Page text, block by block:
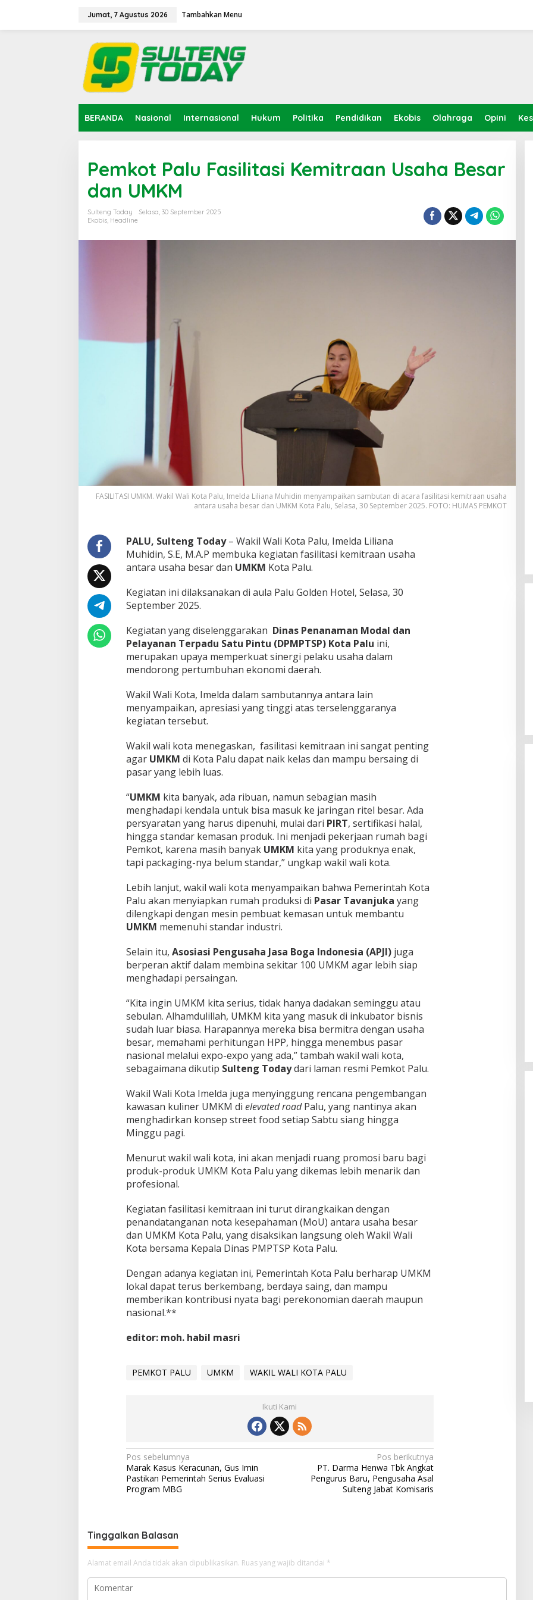
Jumat, 7 Agustus 2026 Tambahkan Menu
BERANDA Nasional Internasional Hukum Politika Pendidikan Ekobis Olahraga Opini
Pemkot Palu Fasilitasi Kemitraan Usaha Besar
dan UMKM
Sulteng Today
Selasa, 30 September 2025
Ekobis, Headline
FASILITASI UMKM. Wakil Wali Kota Palu, Imelda Liliana Muhidin menyampaikan sambutan di acara fasilitasi kemitraan usaha
antara usaha besar dan UMKM Kota Palu, Selasa, 30 September 2025. FOTO: HUMAS PEMKOT
PALU, Sulteng Today– Wakil Wali Kota Palu, Imelda Liliana
Muhidin, S.E, M.A.P membuka kegiatan fasilitasi kemitraan usaha
antara usaha besar dan UMKM Kota Palu.
Kegiatan ini dilaksanakan di aula Palu Golden Hotel, Selasa, 30
September 2025.
Kegiatan yang diselenggarakan Dinas Penanaman Modal dan
Pelayanan Terpadu Satu Pintu (DPMPTSP) Kota Palu ini,
merupakan upaya memperkuat sinergi pelaku usaha dalam
mendorong pertumbuhan ekonomi daerah.
Wakil Wali Kota, Imelda dalam sambutannya antara lain
menyampaikan, apresiasi yang tinggi atas terselenggaranya
kegiatan tersebut.
Wakil wali kota menegaskan, fasilitasi kemitraan ini sangat penting
agar UMKM di Kota Palu dapat naik kelas dan mampu bersaing di
pasar yang lebih luas.
“UMKM kita banyak, ada ribuan, namun sebagian masih
menghadapi kendala untuk bisa masuk ke jaringan ritel besar. Ada
persyaratan yang harus dipenuhi, mulai dari PIRT, sertifikasi halal,
hingga standar kemasan produk. Ini menjadi pekerjaan rumah bagi
Pemkot, karena masih banyak UMKM kita yang produknya enak,
tapi packaging-nya belum standar,” ungkap wakil wali kota.
Lebih lanjut, wakil wali kota menyampaikan bahwa Pemerintah Kota
Palu akan menyiapkan rumah produksi di Pasar Tavanjuka yang
dilengkapi dengan mesin pembuat kemasan untuk membantu
UMKM memenuhi standar industri.
Selain itu, Asosiasi Pengusaha Jasa Boga Indonesia (APJI)juga
berperan aktif dalam membina sekitar 100 UMKM agar lebih siap
menghadapi persaingan.
“Kita ingin UMKM kita serius, tidak hanya dadakan seminggu atau
sebulan. Alhamdulillah, UMKM kita yang masuk di inkubator bisnis
sudah luar biasa. Harapannya mereka bisa bermitra dengan usaha
besar, memahami perhitungan HPP, hingga menembus pasar
nasional melalui expo-expo yang ada,” tambah wakil wali kota,
sebagaimana dikutip Sulteng Todaydari laman resmi Pemkot Palu.
Wakil Wali Kota Imelda juga menyinggung rencana pengembangan
kawasan kuliner UMKM di elevated roadPalu, yang nantinya akan
menghadirkan konsep street food setiap Sabtu siang hingga
Minggu pagi.
Menurut wakil wali kota, ini akan menjadi ruang promosi baru bagi
produk-produk UMKM Kota Palu yang dikemas lebih menarik dan
profesional.
Kegiatan fasilitasi kemitraan ini turut dirangkaikan dengan
penandatanganan nota kesepahaman (MoU) antara usaha besar
dan UMKM Kota Palu, yang disaksikan langsung oleh Wakil Wali
Kota bersama Kepala Dinas PMPTSP Kota Palu.
Dengan adanya kegiatan ini, Pemerintah Kota Palu berharap UMKM
lokal dapat terus berkembang, berdaya saing, dan mampu
memberikan kontribusi nyata bagi perekonomian daerah maupun
nasional.**
editor: moh. habil masri
PEMKOT PALU UMKM WAKIL WALI KOTA PALU
Ikuti Kami
Navigasi
pos
Pos sebelumnya
Marak Kasus Keracunan, Gus Imin
Pastikan Pemerintah Serius Evaluasi
Program MBG
Pos berikutnya
PT. Darma Henwa Tbk Angkat
Pengurus Baru, Pengusaha Asal
Sulteng Jabat Komisaris
Tinggalkan Balasan
Alamat email Anda tidak akan dipublikasikan. Ruas yang wajib ditandai *
Momentum Harlah PKB
Perempuan Bangsa
Agenda Akbar Perkuat
Kamis, 23